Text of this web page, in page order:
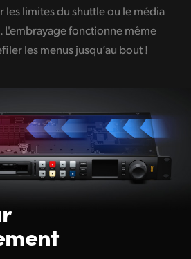
les limites du shuttle ou le média
L'embrayage fonctionne même
les menus jusqu’au bout !